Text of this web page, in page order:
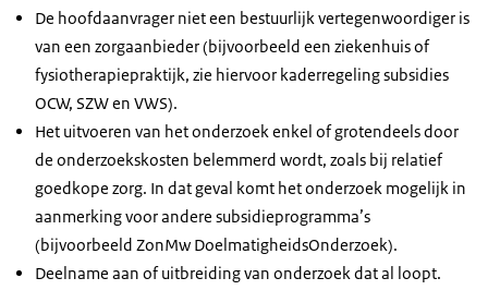
De hoofdaanvrager niet een bestuurlijk vertegenwoordiger is
van een zorgaanbieder (bijvoorbeeld een ziekenhuis of
fysiotherapiepraktijk, zie hiervoor kaderregeling subsidies
OCW, SZW en VWS).
Het uitvoeren van het onderzoek enkel of grotendeels door
de onderzoekskosten belemmerd wordt, zoals bij relatief
goedkope zorg. In dat geval komt het onderzoek mogelijk in
aanmerking voor andere subsidieprogramma’s
(bijvoorbeeld ZonMw DoelmatigheidsOnderzoek).
Deelname aan of uitbreiding van onderzoek dat al loopt.